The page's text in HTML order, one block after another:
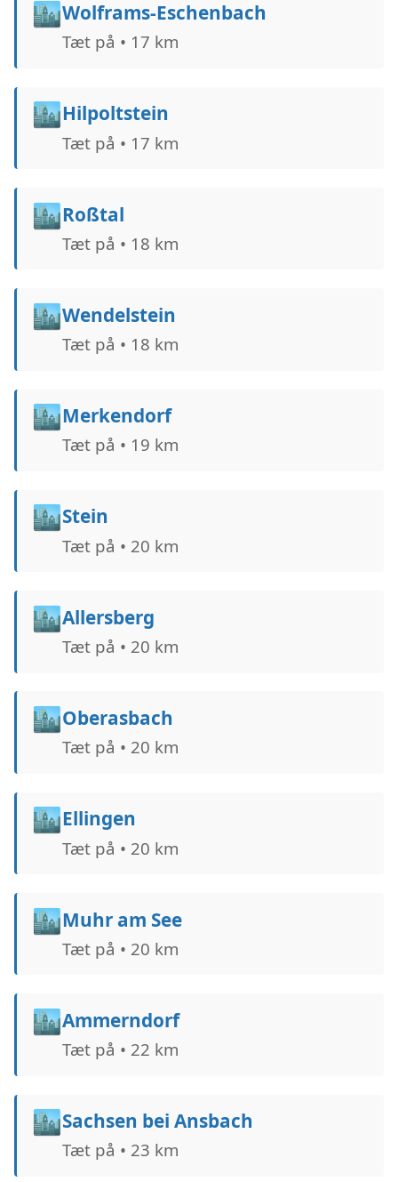
🏙️Wolframs-Eschenbach
Tæt på • 17 km
🏙️Hilpoltstein
Tæt på • 17 km
🏙️Roßtal
Tæt på • 18 km
🏙️Wendelstein
Tæt på • 18 km
🏙️Merkendorf
Tæt på • 19 km
🏙️Stein
Tæt på • 20 km
🏙️Allersberg
Tæt på • 20 km
🏙️Oberasbach
Tæt på • 20 km
🏙️Ellingen
Tæt på • 20 km
🏙️Muhr am See
Tæt på • 20 km
🏙️Ammerndorf
Tæt på • 22 km
🏙️Sachsen bei Ansbach
Tæt på • 23 km